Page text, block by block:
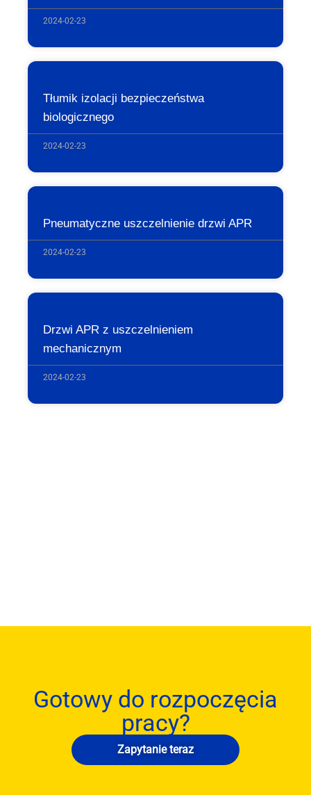
2024-02-23
Tłumik izolacji bezpieczeństwa
biologicznego
2024-02-23
Pneumatyczne uszczelnienie drzwi APR
2024-02-23
Drzwi APR z uszczelnieniem
mechanicznym
2024-02-23
Gotowy do rozpoczęcia
pracy?
Zapytanie teraz